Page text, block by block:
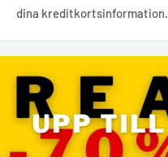
dina kreditkortsinformation.